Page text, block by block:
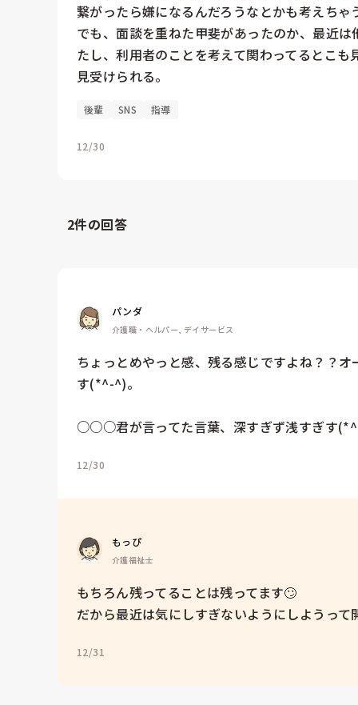
繋がったら嫌になるんだろうなとかも考えちゃ
でも、面談を重ねた甲斐があったのか、最近
たし、利用者のことを考えて関わってるとこ
見受けられる。
後輩 SNS 指導
12/30
2件の回答
パンダ
介護職・ヘルパー, デイサービス
ちょっとめやっと感、残る感じですよね？？
す(*^-^)。
○○○君が言ってた言葉、深すぎず浅すぎす
12/30
もっぴ
介護福祉士
もちろん残ってることは残ってます🙄
だから最近は気にしすぎないようにしようって
12/31